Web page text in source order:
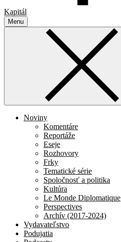
Kapitál
Menu
Noviny
Komentáre
Reportáže
Eseje
Rozhovory
Frky
Tematické série
Spoločnosť a politika
Kultúra
Le Monde Diplomatique
Perspectives
Archív (2017-2024)
Vydavateľstvo
Podujatia